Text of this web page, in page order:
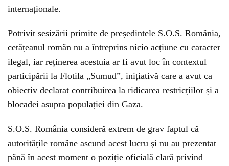
internaționale.
Potrivit sesizării primite de președintele S.O.S. România,
cetățeanul român nu a întreprins nicio acțiune cu caracter
ilegal, iar reținerea acestuia ar fi avut loc în contextul
participării la Flotila „Sumud”, inițiativă care a avut ca
obiectiv declarat contribuirea la ridicarea restricțiilor și a
blocadei asupra populației din Gaza.
S.O.S. România consideră extrem de grav faptul că
autoritățile române ascund acest lucru şi nu au prezentat
până în acest moment o poziție oficială clară privind